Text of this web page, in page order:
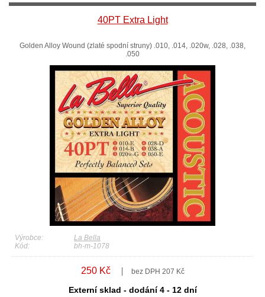
40PT Extra Light
Golden Alloy Wound (zlaté spodní struny) .010, .014, .020w, .028, .038,
.050
Výrobce:
La Bella
Kód:
bh-m-1078
250 Kč bez DPH 207 Kč
Externí sklad - dodání 4 - 12 dní